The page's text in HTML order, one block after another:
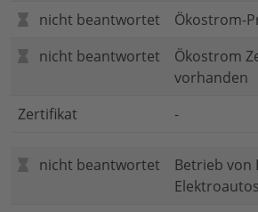
nicht beantwortet
Ökostrom-
nicht beantwortet
Ökostrom
vorhanden
Zertifikat
-
nicht beantwortet
Betrieb von
Elektroautos